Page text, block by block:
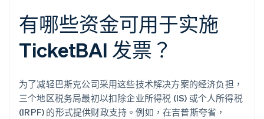
有哪些资金可用于实施
TicketBAI 发票？
为了减轻巴斯克公司采用这些技术解决方案的经济负担，
三个地区税务局最初以扣除企业所得税 (IS) 或个人所得税
(IRPF) 的形式提供财政支持。例如，在吉普斯夸省，